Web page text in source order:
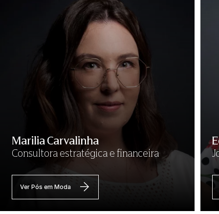
Marilia Carvalinha
Consultora estratégica e financeira
Ver Pós em Moda